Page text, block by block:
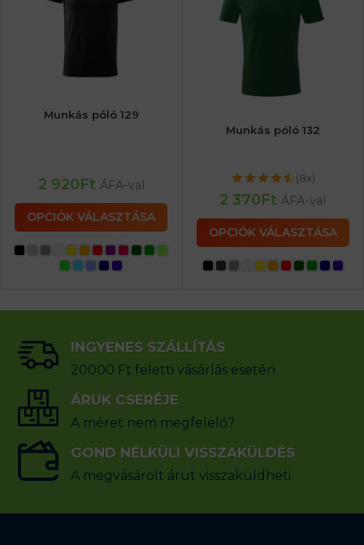
Munkás póló 129
2 920Ft ÁFA-val
OPCIÓK VÁLASZTÁSA
Munkás póló 132
(8x)
2 370Ft ÁFA-val
OPCIÓK VÁLASZTÁSA
INGYENES SZÁLLÍTÁS
20000 Ft feletti vásárlás esetén
ÁRUK CSERÉJE
A méret nem megfelelő?
GOND NÉLKÜLI VISSZAKÜLDÉS
A megvásárolt árut visszaküldheti